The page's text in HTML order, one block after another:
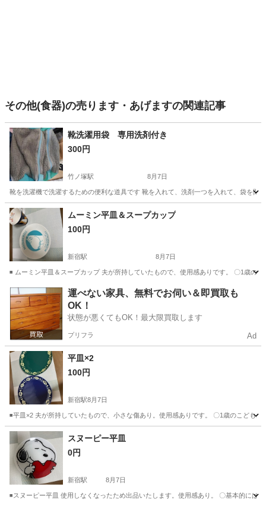
その他(食器)の売ります・あげますの関連記事
靴洗濯用袋 専用洗剤付き
300円
竹ノ塚駅 8月7日
靴を洗濯機で洗濯するための便利な道具です 靴を入れて、洗剤一つを入れて、袋を閉
東京 足立区 洗濯用品
ムーミン平皿＆スープカップ
100円
新宿駅 8月7日
◾️ ムーミン平皿＆スープカップ 夫が所持していたもので、使用感ありです。 〇1歳の
東京 新宿区 新宿駅 食器
運べない家具、無料でお伺い＆即買取も
OK！
状態が悪くてもOK！最大限買取します
プリフラ Ad
平皿×2
100円
新宿駅8月7日
◾️平皿×2 夫が所持していたもので、小さな傷あり。使用感ありです。 〇1歳のこども
東京 新宿区 食器
スヌーピー平皿
0円
新宿駅 8月7日
◾️スヌーピー平皿 使用しなくなったため出品いたします。使用感あり。 〇基本的に